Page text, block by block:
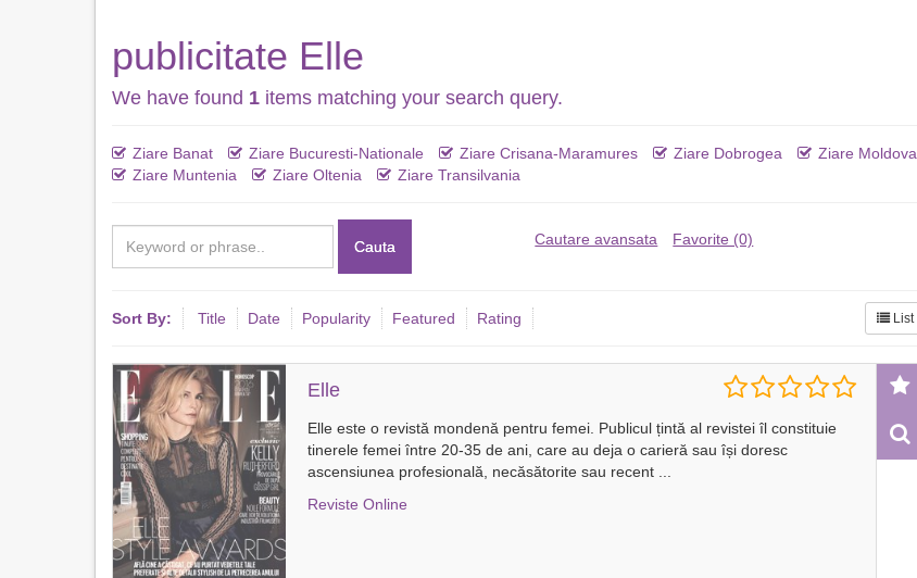
publicitate Elle
We have found 1 items matching your search query.
Ziare Banat Ziare Bucuresti-Nationale Ziare Crisana-Maramures Ziare Dobrogea
Ziare Moldova
Ziare Muntenia
Ziare Oltenia Ziare Transilvania
Cauta Cautare avansata Favorite (0)
Sort By: Title Date Popularity Featured Rating List
Elle
Elle este o revistă mondenă pentru femei. Publicul țintă al revistei îl constituie
tinerele femei între 20-35 de ani, care au deja o carieră sau își doresc
ascensiunea profesională, necăsătorite sau recent
Reviste Online